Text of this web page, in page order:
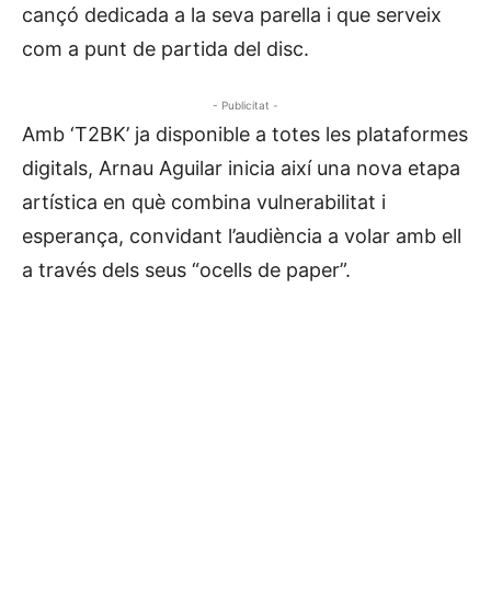
cançó dedicada a la seva parella i que serveix
com a punt de partida del disc.
- Publicitat -
Amb ‘T2BK’ ja disponible a totes les plataformes
digitals, Arnau Aguilar inicia així una nova etapa
artística en què combina vulnerabilitat i
esperança, convidant l’audiència a volar amb ell
a través dels seus “ocells de paper”.